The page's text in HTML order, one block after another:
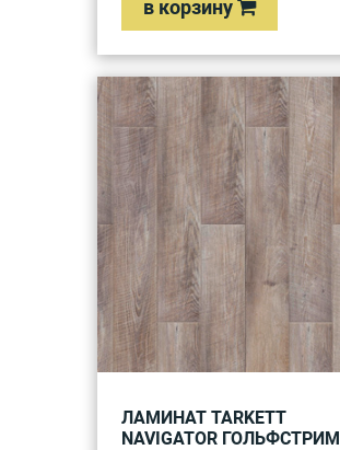
в корзину
ЛАМИНАТ TARKETT
NAVIGATOR ГОЛЬФСТРИМ